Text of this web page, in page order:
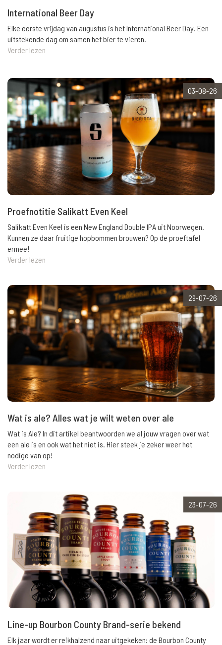
International Beer Day
Elke eerste vrijdag van augustus is het International Beer Day. Een
uitstekende dag om samen het bier te vieren.
Verder lezen
03-08-26
Proefnotitie Salikatt Even Keel
Salikatt Even Keel is een New England Double IPA uit Noorwegen.
Kunnen ze daar fruitige hopbommen brouwen? Op de proeftafel
ermee!
Verder lezen
29-07-26
Wat is ale? Alles wat je wilt weten over ale
Wat is Ale? In dit artikel beantwoorden we al jouw vragen over wat
een ale is en ook wat het niet is. Hier steek je zeker weer het
nodige van op!
Verder lezen
23-07-26
Line-up Bourbon County Brand-serie bekend
Elk jaar wordt er reikhalzend naar uitgekeken: de Bourbon County